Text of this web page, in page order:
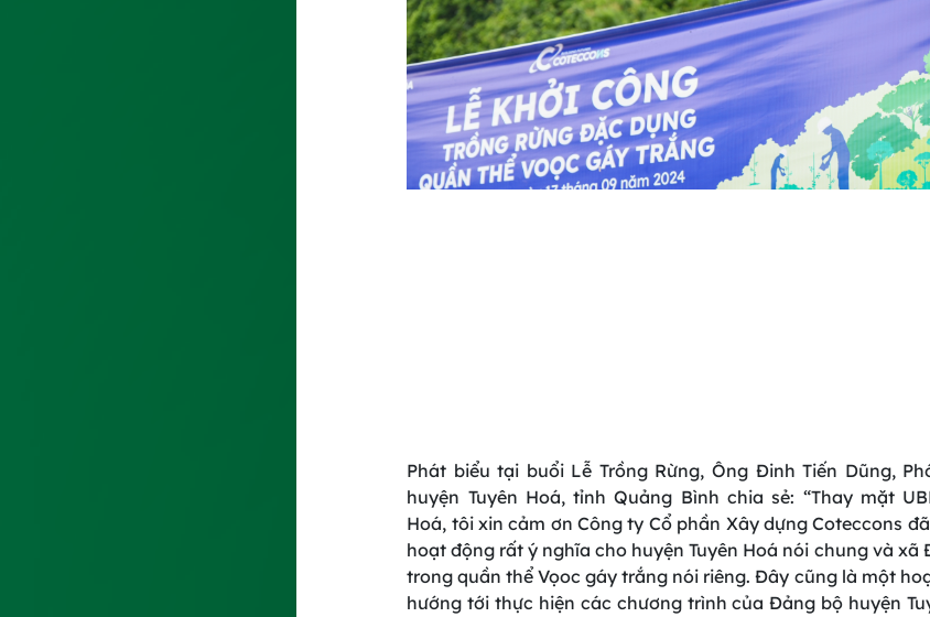
Phát biểu tại buổi Lễ Trồng Rừng, Ông Đinh Tiến Dũng,
huyện Tuyên Hoá, tỉnh Quảng Bình chia sẻ: “Thay mặt
Hoá, tôi xin cảm ơn Công ty Cổ phần Xây dựng Coteccons
hoạt động rất ý nghĩa cho huyện Tuyên Hoá nói chung và xã
trong quần thể Vọoc gáy trắng nói riêng. Đây cũng là một
hướng tới thực hiện các chương trình của Đảng bộ huyện